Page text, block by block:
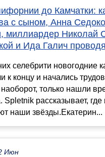
до Камчатки:
с сыном, Анна
миллиардер Николай
и Ида Галич
селебрити новогодние
к концу и начались
наоборот, только нашли
Spletnik рассказывает, где
наши звёзды.Екатерин...
Июн